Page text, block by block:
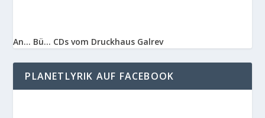
An… Bü… CDs vom Druckhaus Galrev
PLANETLYRIK AUF FACEBOOK